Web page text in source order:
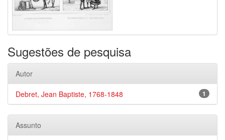
Sugestões de pesquisa
Autor
1
Debret, Jean Baptiste, 1768-1848
Assunto